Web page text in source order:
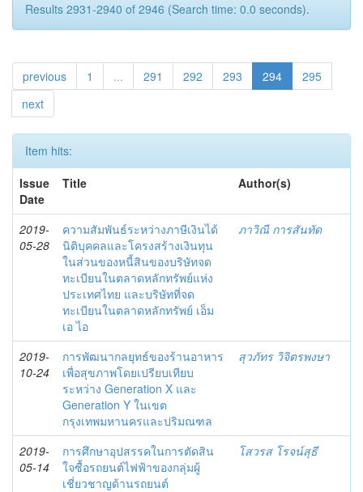
Results 2931-2940 of 2946 (Search time: 0.0 seconds).
previous 1 ... 291 292 293 294
295
next
Item hits:
Issue
Date
Title Author(s)
2019-
05-28
ความสัมพันธ์ระหว่างภาษีเงินได้
นิติบุคคลและโครงสร้างเงินทุน
ในส่วนของหนี้สินของบริษัทจด
ทะเบียนในตลาดหลักทรัพย์แห่ง
ประเทศไทย และบริษัทที่จด
ทะเบียนในตลาดหลักทรัพย์ เอ็ม
เอ ไอ
ภาวิณี การสันทัด
2019-
10-24
การพัฒนากลยุทธ์ของร้านอาหาร
เพื่อสุขภาพโดยเปรียบเทียบ
ระหว่าง Generation X และ
Generation Y ในเขต
กรุงเทพมหานครและปริมณฑล
สุวภัทร วิจิตรพงษา
2019-
05-14
การศึกษาอุปสรรคในการตัดสิน
ใจซื้อรถยนต์ไฟฟ้าของกลุ่มผู้
เชี่ยวชาญด้านรถยนต์
โสวรส โรจน์สุธี